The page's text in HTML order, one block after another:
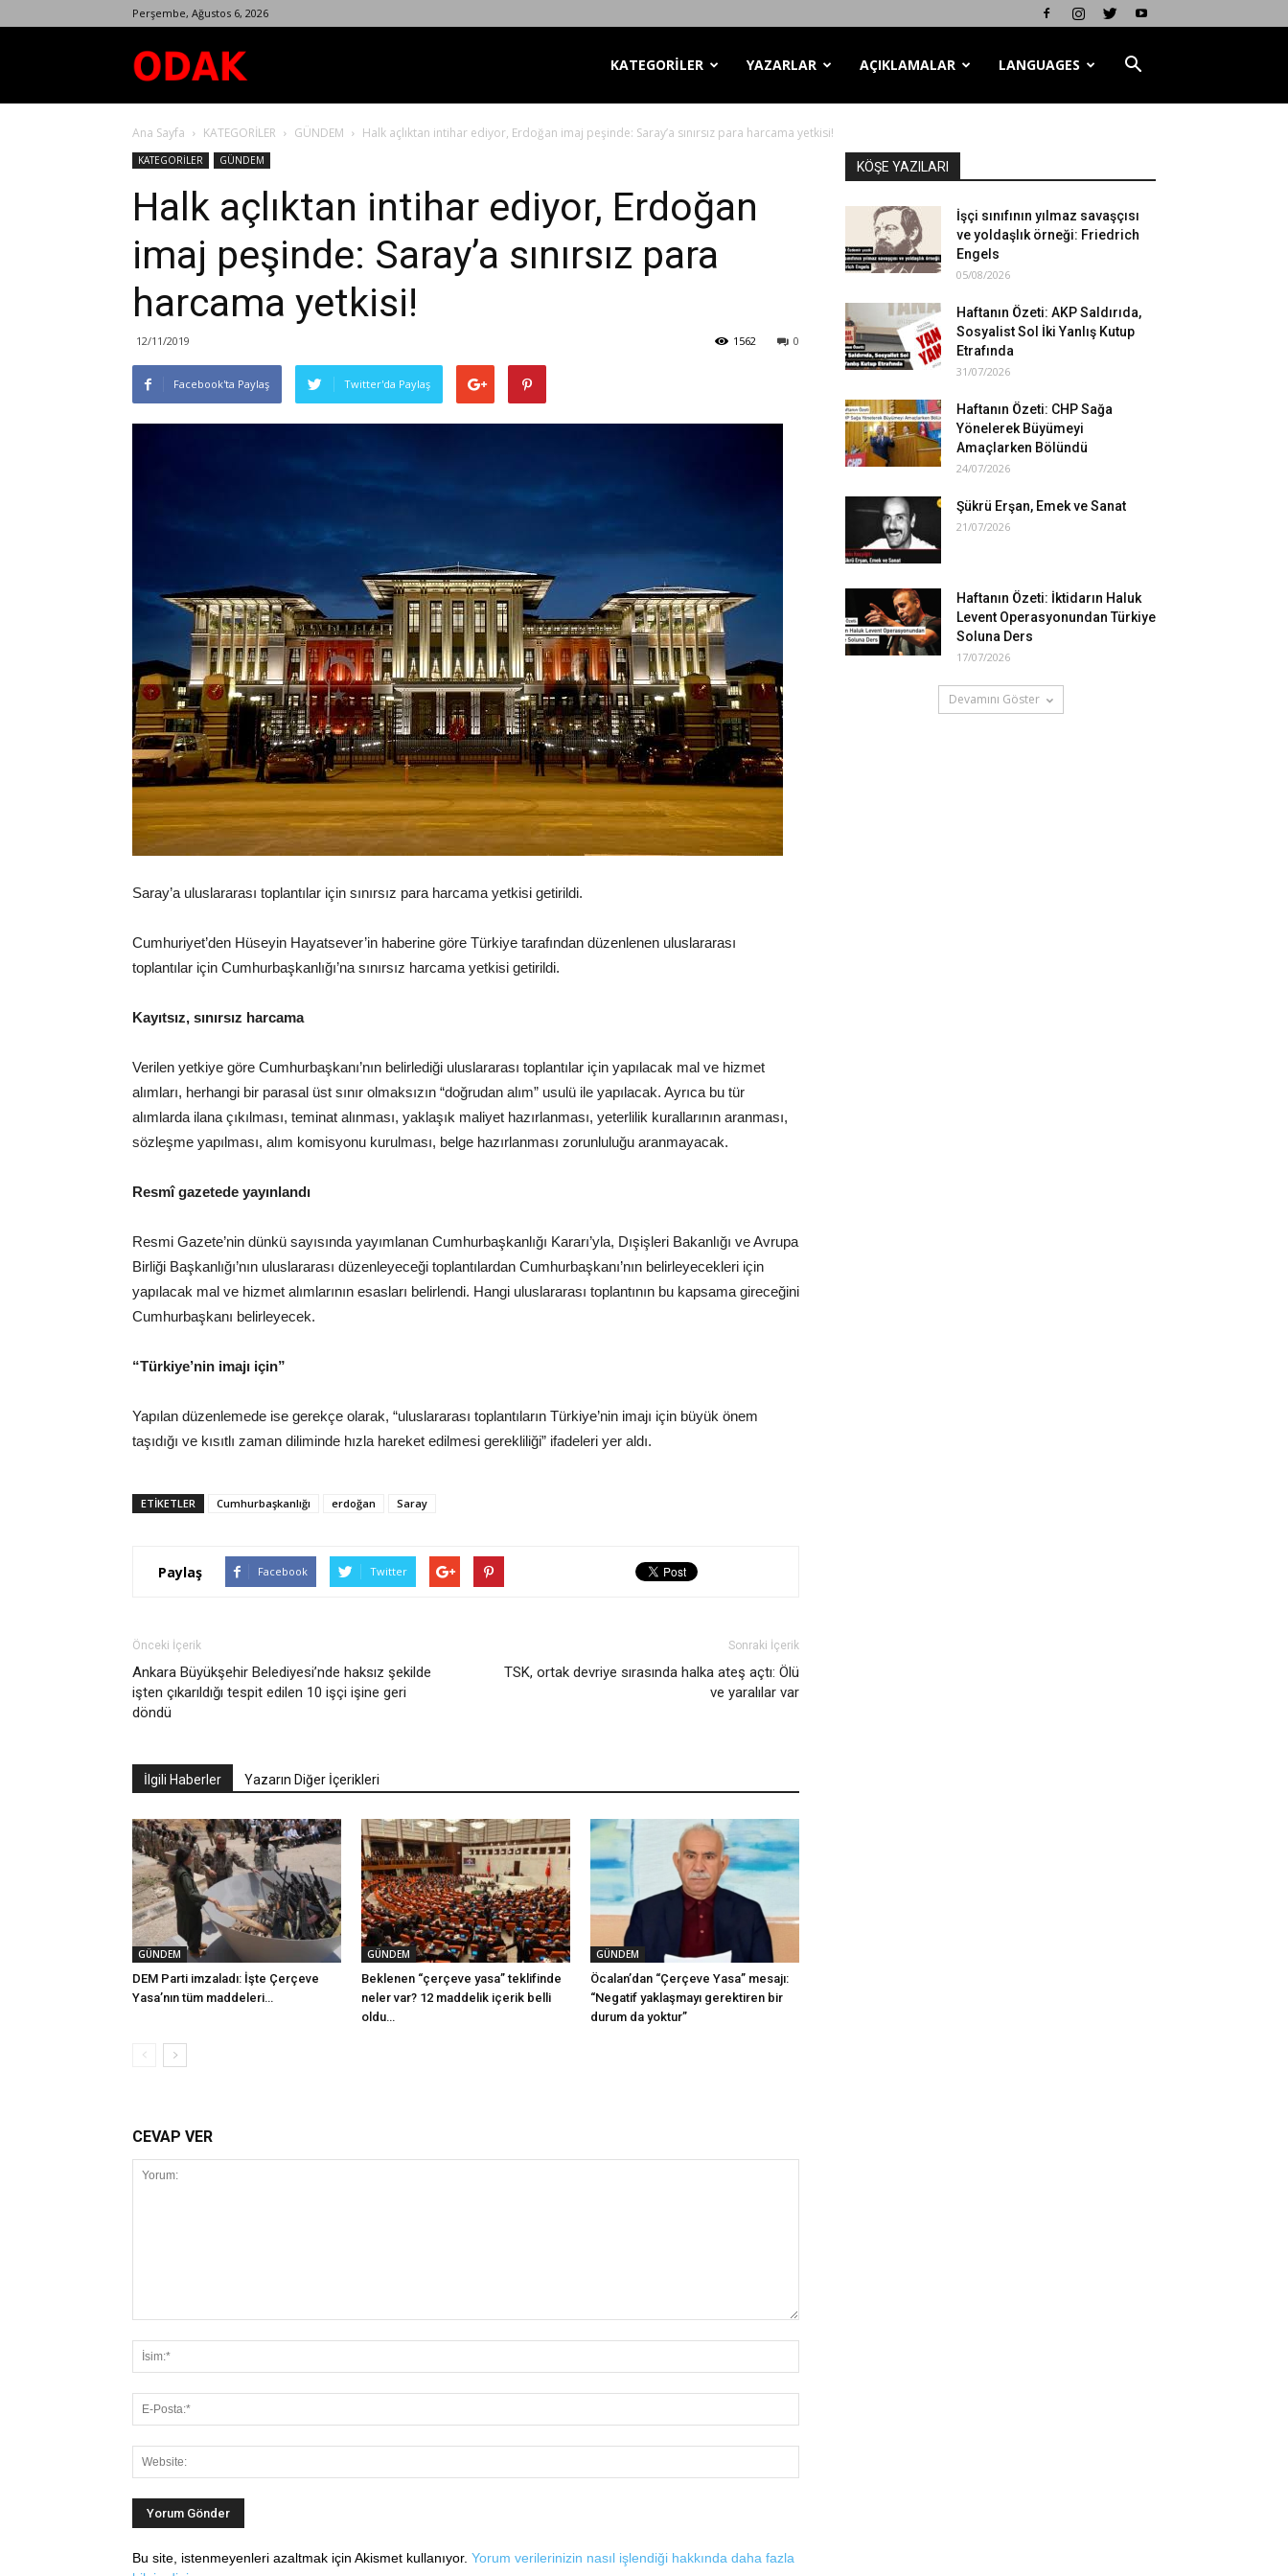
Perşembe, Ağustos 6, 2026
Dergisi
KATEGORİLER YAZARLAR AÇIKLAMALAR LANGUAGES
Ana Sayfa KATEGORİLER GÜNDEM Halk açlıktan intihar ediyor, Erdoğan imaj peşinde: Saray’a sınırsız para harcama yetkisi!
KATEGORİLER GÜNDEM
Halk açlıktan intihar ediyor, Erdoğan
imaj peşinde: Saray’a sınırsız para
harcama yetkisi!
12/11/2019 0
1562
Facebook'ta Paylaş Twitter'da Paylaş
Saray’a uluslararası toplantılar için sınırsız para harcama yetkisi getirildi.
Cumhuriyet’den Hüseyin Hayatsever’in haberine göre Türkiye tarafından düzenlenen uluslararası
toplantılar için Cumhurbaşkanlığı’na sınırsız harcama yetkisi getirildi.
Kayıtsız, sınırsız harcama
Verilen yetkiye göre Cumhurbaşkanı’nın belirlediği uluslararası toplantılar için yapılacak mal ve hizmet
alımları, herhangi bir parasal üst sınır olmaksızın “doğrudan alım” usulü ile yapılacak. Ayrıca bu tür
alımlarda ilana çıkılması, teminat alınması, yaklaşık maliyet hazırlanması, yeterlilik kurallarının aranması,
sözleşme yapılması, alım komisyonu kurulması, belge hazırlanması zorunluluğu aranmayacak.
Resmî gazetede yayınlandı
Resmi Gazete’nin dünkü sayısında yayımlanan Cumhurbaşkanlığı Kararı’yla, Dışişleri Bakanlığı ve Avrupa
Birliği Başkanlığı’nın uluslararası düzenleyeceği toplantılardan Cumhurbaşkanı’nın belirleyecekleri için
yapılacak mal ve hizmet alımlarının esasları belirlendi. Hangi uluslararası toplantının bu kapsama gireceğini
Cumhurbaşkanı belirleyecek.
“Türkiye’nin imajı için”
Yapılan düzenlemede ise gerekçe olarak, “uluslararası toplantıların Türkiye’nin imajı için büyük önem
taşıdığı ve kısıtlı zaman diliminde hızla hareket edilmesi gerekliliği” ifadeleri yer aldı.
ETIKETLER Cumhurbaşkanlığı erdoğan Saray
Paylaş Facebook Twitter
Önceki İçerik
Ankara Büyükşehir Belediyesi’nde haksız şekilde
işten çıkarıldığı tespit edilen 10 işçi işine geri
döndü
Sonraki İçerik
TSK, ortak devriye sırasında halka ateş açtı: Ölü
ve yaralılar var
İlgili Haberler Yazarın Diğer İçerikleri
GÜNDEM
DEM Parti imzaladı: İşte Çerçeve
Yasa’nın tüm maddeleri…
GÜNDEM
Beklenen “çerçeve yasa” teklifinde
neler var? 12 maddelik içerik belli
oldu…
GÜNDEM
Öcalan’dan “Çerçeve Yasa” mesajı:
“Negatif yaklaşmayı gerektiren bir
durum da yoktur”
CEVAP VER
Bu site, istenmeyenleri azaltmak için Akismet kullanıyor. Yorum verilerinizin nasıl işlendiği hakkında daha fazla
KÖŞE YAZILARI
İşçi sınıfının yılmaz savaşçısı
ve yoldaşlık örneği: Friedrich
Engels
05/08/2026
Haftanın Özeti: AKP Saldırıda,
Sosyalist Sol İki Yanlış Kutup
Etrafında
31/07/2026
Haftanın Özeti: CHP Sağa
Yönelerek Büyümeyi
Amaçlarken Bölündü
24/07/2026
Şükrü Erşan, Emek ve Sanat
21/07/2026
Haftanın Özeti: İktidarın Haluk
Levent Operasyonundan Türkiye
Soluna Ders
17/07/2026
Devamını Göster